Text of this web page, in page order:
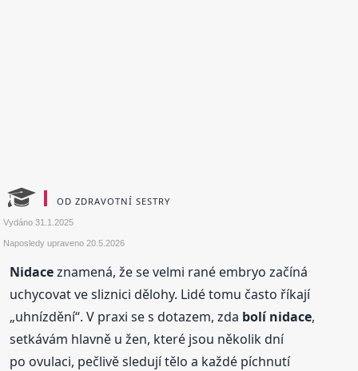
OD ZDRAVOTNÍ SESTRY
Vydáno31.1.2025
Naposledy upraveno20.5.2026
Nidaceznamená, že se velmi rané embryo začíná
uchycovat ve sliznici dělohy. Lidé tomu často říkají
„uhnízdění“. V praxi se s dotazem, zda bolí nidace,
setkávám hlavně u žen, které jsou několik dní
po ovulaci, pečlivě sledují tělo a každé píchnutí